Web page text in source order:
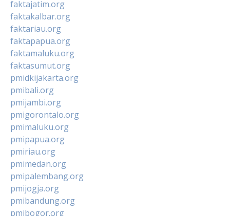
faktajatim.org
faktakalbar.org
faktariau.org
faktapapua.org
faktamaluku.org
faktasumut.org
pmidkijakarta.org
pmibali.org
pmijambi.org
pmigorontalo.org
pmimaluku.org
pmipapua.org
pmiriau.org
pmimedan.org
pmipalembang.org
pmijogja.org
pmibandung.org
pmibogor.org